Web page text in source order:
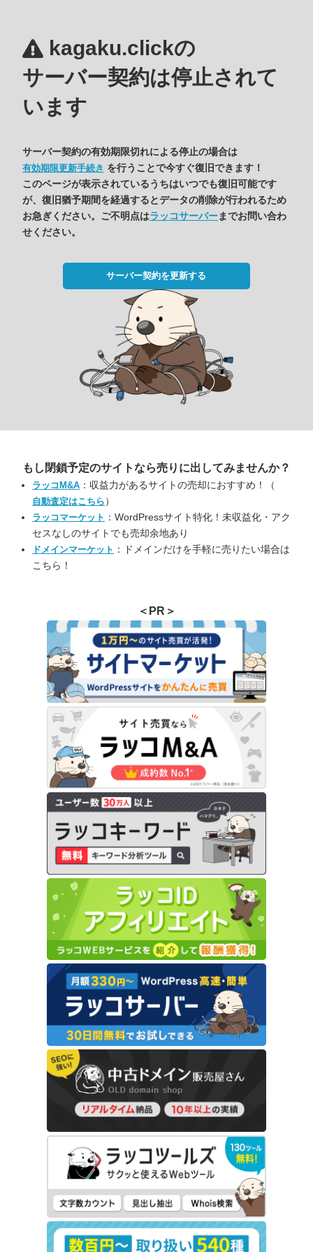
kagaku.clickの
サーバー契約は停止されて
います
サーバー契約の有効期限切れによる停止の場合は
有効期限更新手続き を行うことで今すぐ復旧できます！
このページが表示されているうちはいつでも復旧可能です
が、復旧猶予期間を経過するとデータの削除が行われるため
お急ぎください。ご不明点はラッコサーバーまでお問い合わ
せください。
サーバー契約を更新する
もし閉鎖予定のサイトなら売りに出してみませんか？
ラッコM&A ：収益力があるサイトの売却におすすめ！（
自動査定はこちら ）
ラッコマーケット ：WordPressサイト特化！未収益化・アク
セスなしのサイトでも売却余地あり
ドメインマーケット ：ドメインだけを手軽に売りたい場合は
こちら！
＜PR＞